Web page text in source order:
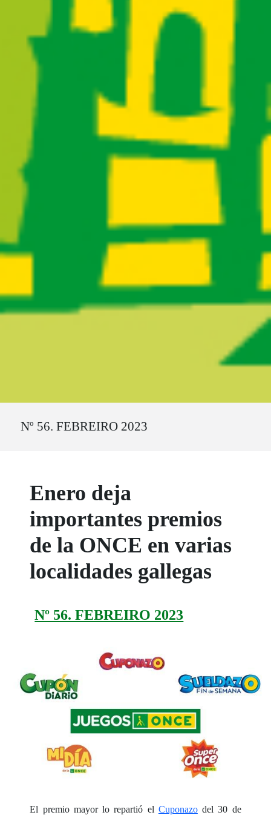
Nº 56. FEBREIRO 2023
Enero deja
importantes premios
de la ONCE en varias
localidades gallegas
Nº 56. FEBREIRO 2023
El premio mayor lo repartió el Cuponazodel 30 de